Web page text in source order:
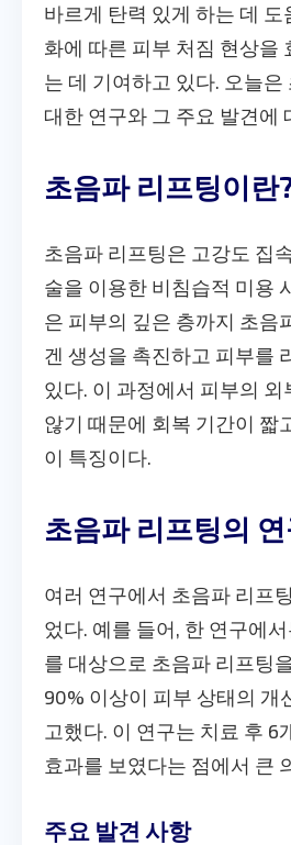
바르게 탄력 있게 하는 데 도
화에 따른 피부 처짐 현상을
는 데 기여하고 있다. 오늘은
대한 연구와 그 주요 발견에
초음파 리프팅이란
초음파 리프팅은 고강도 집
술을 이용한 비침습적 미용
은 피부의 깊은 층까지 초음
겐 생성을 촉진하고 피부를
있다. 이 과정에서 피부의 외
않기 때문에 회복 기간이 짧
이 특징이다.
초음파 리프팅의
여러 연구에서 초음파 리프
었다. 예를 들어, 한 연구에
를 대상으로 초음파 리프팅
90% 이상이 피부 상태의 개
고했다. 이 연구는 치료 후 6
효과를 보였다는 점에서 큰
주요 발견 사항